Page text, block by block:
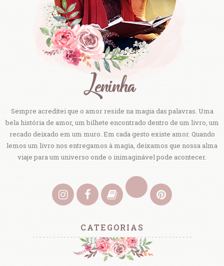
Sempre acreditei que o amor reside na magia das palavras. Uma
bela história de amor, um bilhete encontrado dentro de um livro, um
recado deixado em um muro. Em cada gesto existe amor. Quando
lemos um livro nos entregamos à magia, deixamos que nossa alma
viaje para um universo onde o inimaginável pode acontecer.
CATEGORIAS